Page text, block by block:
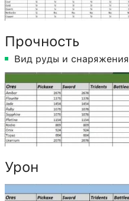
Прочность
Вид руды и снаряжения
Урон